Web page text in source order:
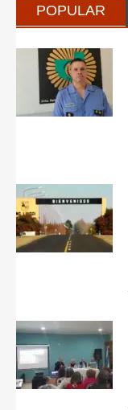
POPULAR